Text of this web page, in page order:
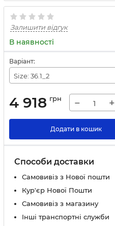
Залишити відгук
В наявності
Варіант:
Size: 36.1_2
4 918 грн − +
Додати в кошик
Способи доставки
Самовивіз з Нової пошти
Кур'єр Нової Пошти
Самовивіз з магазину
Інші транспортні служби